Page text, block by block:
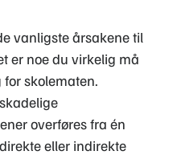
vanligste årsakene til
er noe du virkelig må
skolematen.
overføres fra én
eller indirekte